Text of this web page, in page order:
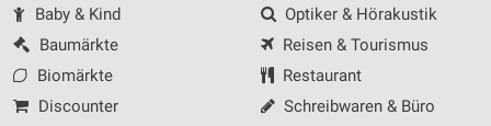
Baby & Kind
Baumärkte
Biomärkte
Discounter
Optiker & Hörakustik
Reisen & Tourismus
Restaurant
Schreibwaren & Büro